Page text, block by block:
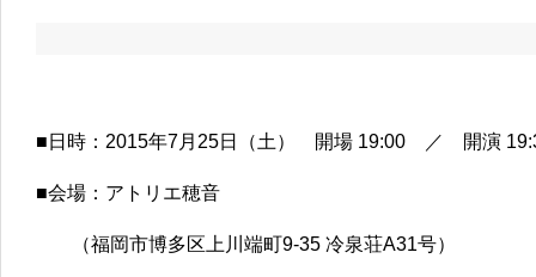
■日時：2015年7月25日（土） 開場 19:00 ／ 開演
■会場：アトリエ穂音
（福岡市博多区上川端町9-35 冷泉荘A31号）